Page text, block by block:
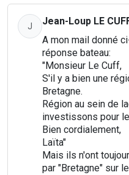
J Jean-Loup LE
A mon mail donné
réponse bateau:
"Monsieur Le Cuff,
S'il y a bien une
Bretagne.
Région au sein de
investissons pour
Bien cordialement,
Laïta"
Mais ils n'ont
par "Bretagne" sur